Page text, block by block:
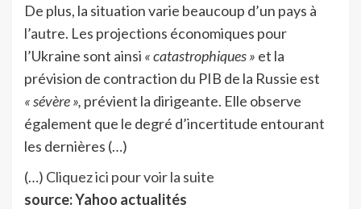
De plus, la situation varie beaucoup d’un pays à
l’autre. Les projections économiques pour
l’Ukraine sont ainsi « catastrophiques » et la
prévision de contraction du PIB de la Russie est
« sévère », prévient la dirigeante. Elle observe
également que le degré d’incertitude entourant
les dernières (…)
(…) Cliquez ici pour voir la suite
source: Yahoo actualités